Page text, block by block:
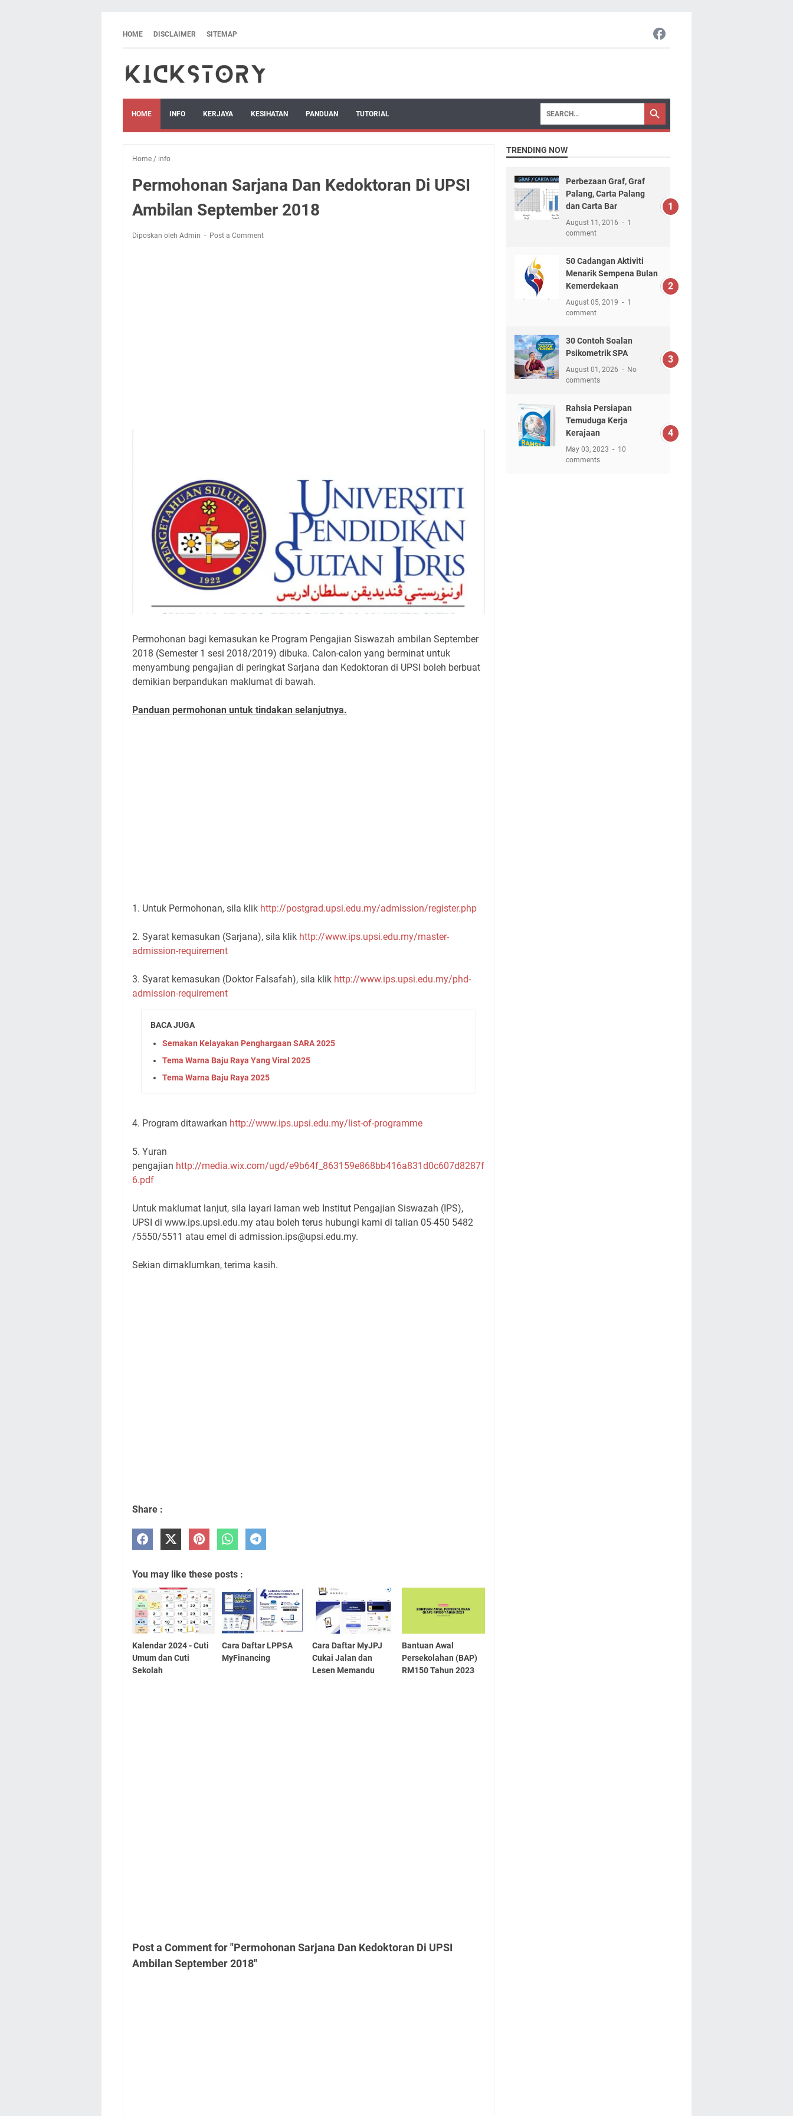
HOME DISCLAIMER SITEMAP
HOME INFO KERJAYA KESIHATAN PANDUAN TUTORIAL
Home / info
Permohonan Sarjana Dan Kedoktoran Di UPSI
Ambilan September 2018
Diposkan oleh Admin Post a Comment
Permohonan bagi kemasukan ke Program Pengajian Siswazah ambilan September
2018 (Semester 1 sesi 2018/2019) dibuka. Calon-calon yang berminat untuk
menyambung pengajian di peringkat Sarjana dan Kedoktoran di UPSI boleh berbuat
demikian berpandukan maklumat di bawah.
Panduan permohonan untuk tindakan selanjutnya.
1. Untuk Permohonan, sila klik http://postgrad.upsi.edu.my/admission/register.php
2. Syarat kemasukan (Sarjana), sila klik http://www.ips.upsi.edu.my/master-
admission-requirement
3. Syarat kemasukan (Doktor Falsafah), sila klik http://www.ips.upsi.edu.my/phd-
admission-requirement
BACA JUGA
Semakan Kelayakan Penghargaan SARA 2025
Tema Warna Baju Raya Yang Viral 2025
Tema Warna Baju Raya 2025
4. Program ditawarkan http://www.ips.upsi.edu.my/list-of-programme
5. Yuran
pengajian http://media.wix.com/ugd/e9b64f_863159e868bb416a831d0c607d8287f
6.pdf
Untuk maklumat lanjut, sila layari laman web Institut Pengajian Siswazah (IPS),
UPSI di www.ips.upsi.edu.my atau boleh terus hubungi kami di talian 05-450 5482
/5550/5511 atau emel di admission.ips@upsi.edu.my.
Sekian dimaklumkan, terima kasih.
Share :
You may like these posts :
Kalendar 2024 - Cuti
Umum dan Cuti
Sekolah
Cara Daftar LPPSA
MyFinancing
Cara Daftar MyJPJ
Cukai Jalan dan
Lesen Memandu
Bantuan Awal
Persekolahan (BAP)
RM150 Tahun 2023
Post a Comment for "Permohonan Sarjana Dan Kedoktoran Di UPSI
Ambilan September 2018"
TRENDING NOW
Perbezaan Graf, Graf
Palang, Carta Palang
dan Carta Bar
August 11, 2016
1
comment
50 Cadangan Aktiviti
Menarik Sempena Bulan
Kemerdekaan
August 05, 2019
1
comment
30 Contoh Soalan
Psikometrik SPA
August 01, 2026
No
comments
Rahsia Persiapan
Temuduga Kerja
Kerajaan
May 03, 2023
10
comments